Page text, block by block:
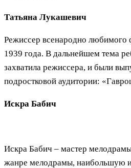
Татьяна Лукашевич
Режиссер всенародно
1939 года. В дальнейшем тема
захватила режиссера, и были
подростковой аудитории:
Искра Бабич
Искра Бабич – мастер
жанре мелодрамы, наибольшую